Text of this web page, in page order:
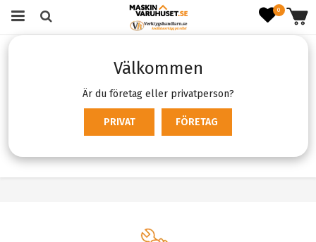
0
Välkommen
Är du företag eller privatperson?
PRIVAT FÖRETAG
Gräsklippare & tillbehör